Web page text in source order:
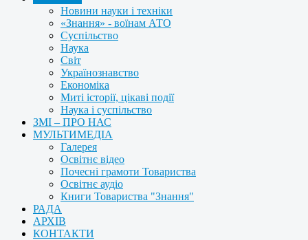
Новини науки і техніки
«Знання» - воїнам АТО
Суспільство
Наука
Світ
Українознавство
Економіка
Миті історії, цікаві події
Наука і суспільство
ЗМІ – ПРО НАС
МУЛЬТИМЕДІА
Галерея
Освітнє відео
Почесні грамоти Товариства
Освітнє аудіо
Книги Товариства "Знання"
РАДА
АРХІВ
КОНТАКТИ